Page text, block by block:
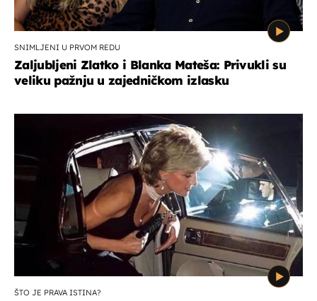
SNIMLJENI U PRVOM REDU
Zaljubljeni Zlatko i Blanka Mateša: Privukli su
veliku pažnju u zajedničkom izlasku
ŠTO JE PRAVA ISTINA?